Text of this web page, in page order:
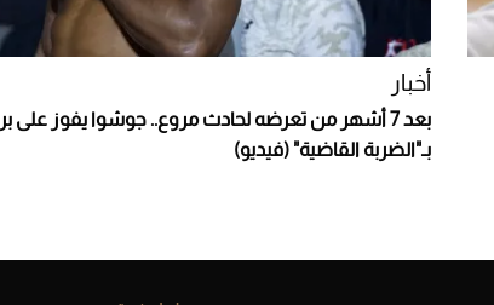
أخبار
بعد 7 أشهر من تعرضه لحادث مروع.. جوشوا يفوز على
بـ"الضربة القاضية" (فيديو)